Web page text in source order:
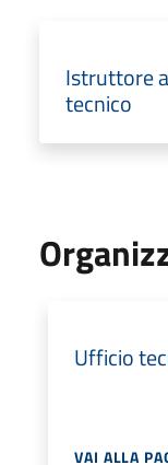
Istruttore
tecnico
Ufficio
VAI ALLA